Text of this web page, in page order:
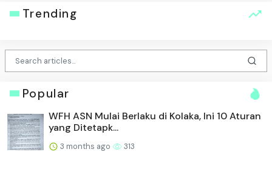
Trending
Popular
WFH ASN Mulai Berlaku di Kolaka, Ini 10 Aturan
yang Ditetapk...
3 months ago 313